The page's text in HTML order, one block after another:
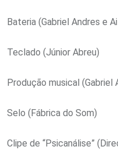
Bateria (Gabriel Andres e
Teclado (Júnior Abreu)
Produção musical (Gabriel
Selo (Fábrica do Som)
Clipe de “Psicanálise”